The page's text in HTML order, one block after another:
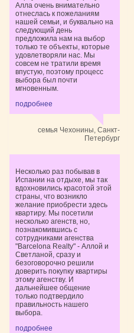
Алла очень внимательно
отнеслась к пожеланиям
нашей семьи, и буквально на
следующий день
предложила нам на выбор
только те объекты, которые
удовлетворяли нас. Мы
совсем не тратили время
впустую, поэтому процесс
выбора был почти
мгновенным.
подробнее
семья Чехонины, Санкт-
Петербург
Несколько раз побывав в
Испании на отдыхе, мы так
вдохновились красотой этой
страны, что возникло
желание приобрести здесь
квартиру. Мы посетили
несколько агенств, но,
познакомившись с
сотрудниками агенства
"Barcelona Realty" - Аллой и
Светланой, сразу и
безоговорочно решили
доверить покупку квартиры
этому агенству. И
дальнейшее общение
только подтвердило
правильность нашего
выбора.
подробнее